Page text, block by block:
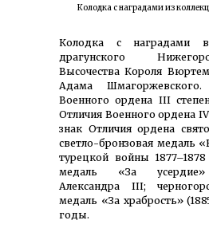
Колодка с наградами из
Колодка с наградами
драгунского
Высочества Короля
Адама
Военного ордена III
Отличия Военного ордена
знак Отличия ордена
светло-бронзовая медаль
турецкой войны
медаль «За усердие»
Александра III;
медаль «За храбрость»
годы.